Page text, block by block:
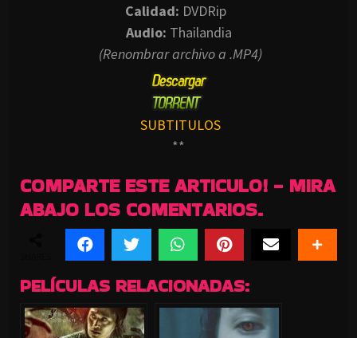
Calidad: DVDRip
Audio: Thailandia
(Renombrar archivo a .MP4)
SUBTITULOS
**
COMPARTE ESTE ARTICULO! - MIRA
ABAJO LOS COMENTARIOS.
PELÍCULAS RELACIONADAS: